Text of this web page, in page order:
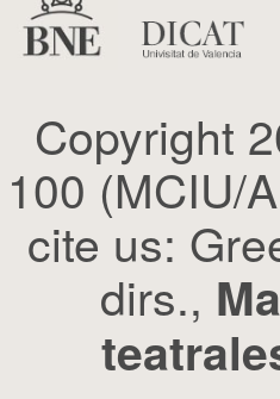
Copyright
100 (MCIU/
cite us:
dirs.,